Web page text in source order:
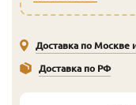
Доставка по Москве
Доставка по РФ